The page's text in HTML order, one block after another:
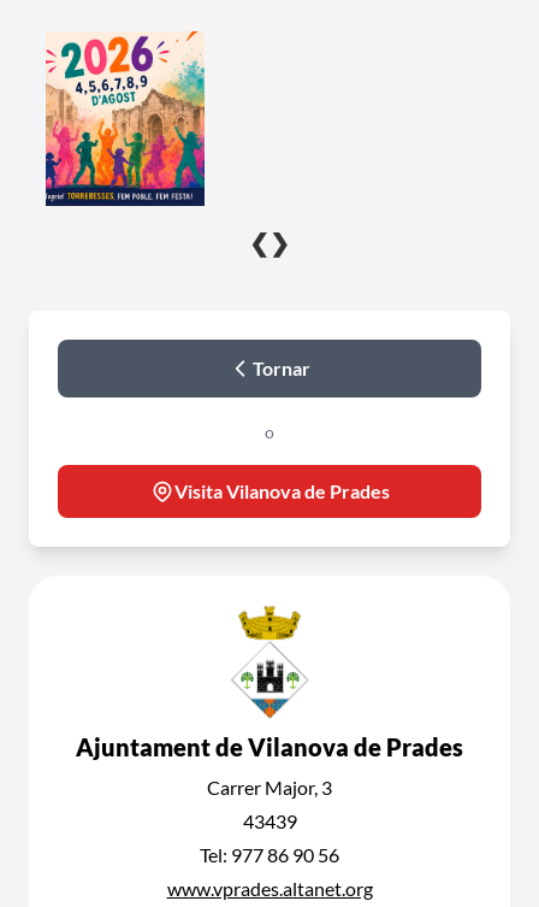
❮ ❯
Tornar
o
Visita Vilanova de Prades
Ajuntament de Vilanova de Prades
Carrer Major, 3
43439
Tel: 977 86 90 56
www.vprades.altanet.org